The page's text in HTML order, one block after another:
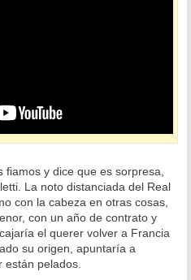
y dice que es sorpresa,
La noto distanciada del Real
con la cabeza en otras cosas,
con un año de contrato y
el querer volver a Francia
su origen, apuntaría a
pelados.